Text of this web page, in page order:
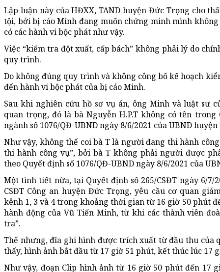
Lập luận này của HĐXX, TAND huyện Đức Trọng cho
tội, bởi bị cáo Minh đang muốn chứng minh mình
có các hành vi bộc phát như vậy.
Việc “kiểm tra đột xuất, cấp bách” không phải lý do
quy trình.
Do không đúng quy trình và không công bố kế hoạch
đến hành vi bộc phát của bị cáo Minh.
Sau khi nghiên cứu hồ sơ vụ án, ông Minh và luật sư
quan trọng, đó là bà Nguyễn H.P.T không có tên
ngành số 1076/QĐ-UBND ngày 8/6/2021 của UBND
Như vậy, không thể coi bà T là người đang thi hành
thi hành công vụ”, bởi bà T không phải người được
theo Quyết định số 1076/QĐ-UBND ngày 8/6/2021 của
Một tình tiết nữa, tại Quyết định số 265/CSĐT ngày 6/
CSĐT Công an huyện Đức Trọng, yêu cầu cơ quan
kênh 1, 3 và 4 trong khoảng thời gian từ 16 giờ 50 phút
hành động của Vũ Tiến Minh, từ khi các thành viên
tra”.
Thế nhưng, đĩa ghi hình được trích xuất từ đầu thu của
thấy, hình ảnh bắt đầu từ 17 giờ 51 phút, kết thúc lúc 17
Như vậy, đoạn Clip hình ảnh từ 16 giờ 50 phút đến 17